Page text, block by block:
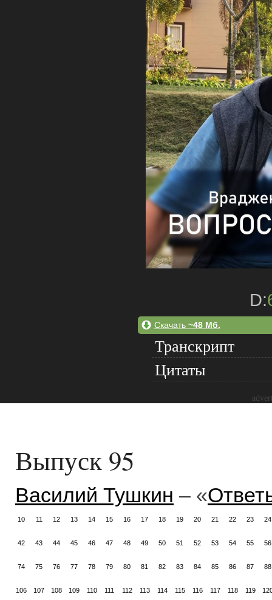
D:
Скачать ~48 Мб.
Транскрипт
Цитаты
Выпуск 95
Василий Тушкин – «
10 11 12 13 14 15 16 17 18 19 20 21 22 23 24
42 43 44 45 46 47 48 49 50 51 52 53 54 55 56
74 75 76 77 78 79 80 81 82 83 84 85 86 87 88
106 107 108 109 110 111 112 113 114 115 116 117 118 119